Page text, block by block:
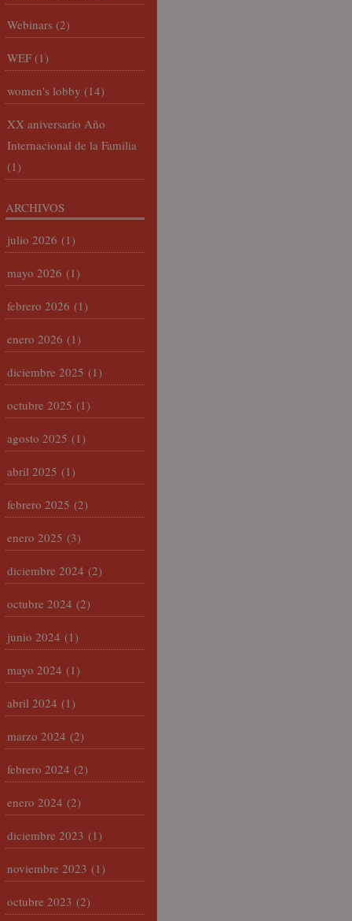
Webinars (2)
WEF (1)
women's lobby (14)
XX aniversario Año
Internacional de la Familia
(1)
ARCHIVOS
julio 2026 (1)
mayo 2026 (1)
febrero 2026 (1)
enero 2026 (1)
diciembre 2025 (1)
octubre 2025 (1)
agosto 2025 (1)
abril 2025 (1)
febrero 2025 (2)
enero 2025 (3)
diciembre 2024 (2)
octubre 2024 (2)
junio 2024 (1)
mayo 2024 (1)
abril 2024 (1)
marzo 2024 (2)
febrero 2024 (2)
enero 2024 (2)
diciembre 2023 (1)
noviembre 2023 (1)
octubre 2023 (2)